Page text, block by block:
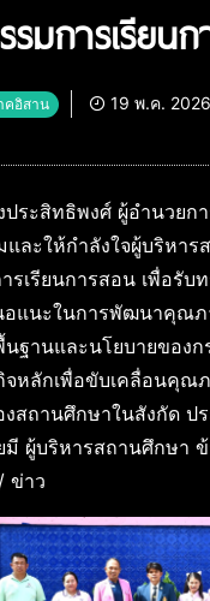
มการเรียน
คอิสาน 19 พ.ค. 2026
ระสิทธิพงศ์ ผู้อำนวยก
และให้กำลังใจผู้บริห
เรียนการสอน เพื่อรับ
แนะในการพัฒนาคุณภ
านและนโยบายของก
หลักเพื่อขับเคลื่อนคุณ
ถานศึกษาในสังกัด ปร
มี ผู้บริหารสถานศึกษา
ข่าว